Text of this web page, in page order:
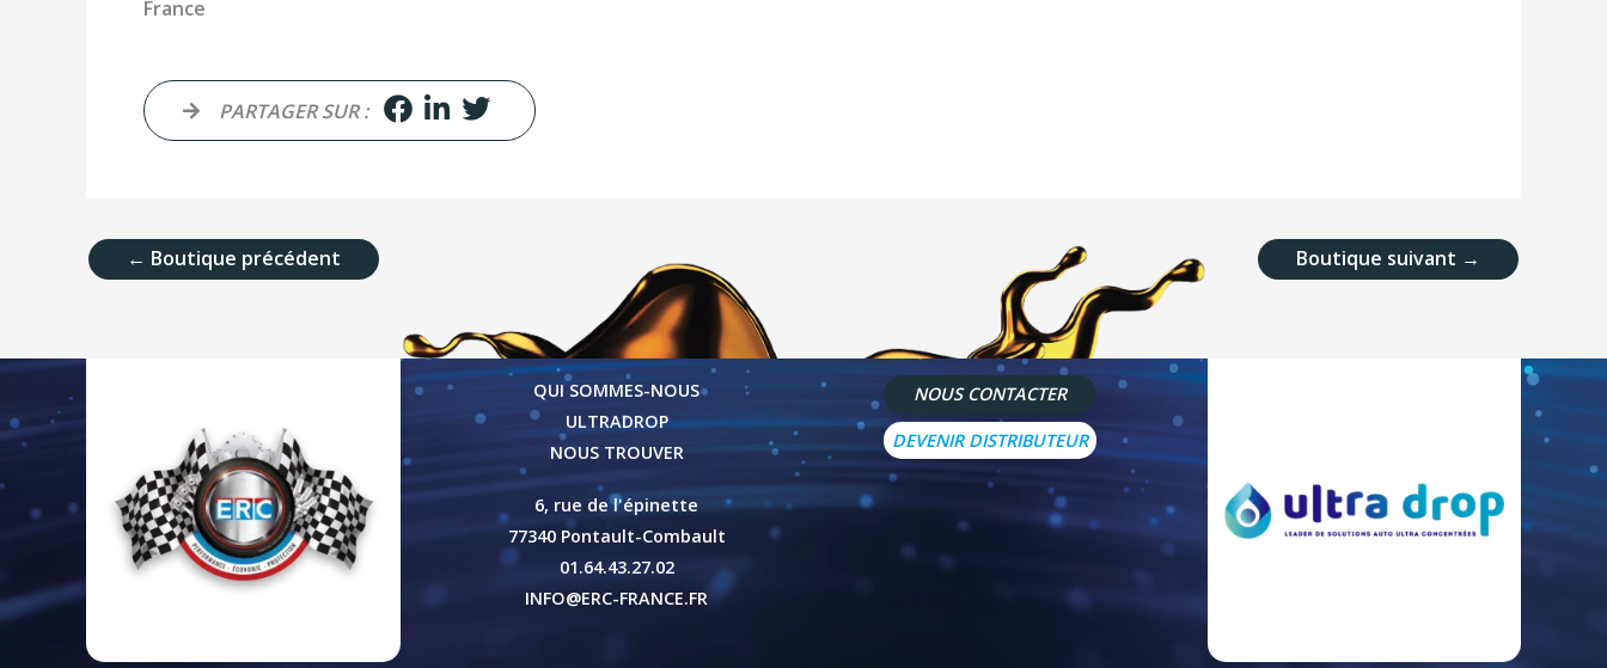
France
PARTAGER SUR :
← Boutique précédent Boutique suivant →
QUI SOMMES-NOUS
ULTRADROP
NOUS TROUVER
6, rue de l'épinette
77340 Pontault-Combault
01.64.43.27.02
INFO@ERC-FRANCE.FR
NOUS CONTACTER
DEVENIR DISTRIBUTEUR